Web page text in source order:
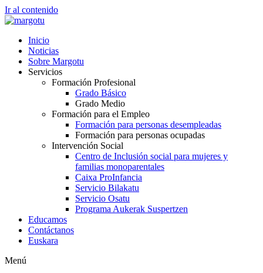
Ir al contenido
Inicio
Noticias
Sobre Margotu
Servicios
Formación Profesional
Grado Básico
Grado Medio
Formación para el Empleo
Formación para personas desempleadas
Formación para personas ocupadas
Intervención Social
Centro de Inclusión social para mujeres y
familias monoparentales
Caixa ProInfancia
Servicio Bilakatu
Servicio Osatu
Programa Aukerak Suspertzen
Educamos
Contáctanos
Euskara
Menú